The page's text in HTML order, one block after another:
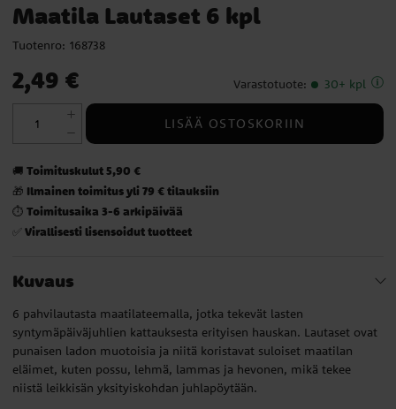
Maatila Lautaset 6 kpl
Tuotenro: 168738
Hinta :2,49 €
2,49 € Varastotuote: 30+ kpl
LISÄÄ OSTOSKORIIN
🚚 Toimituskulut 5,90 €
🎁 Ilmainen toimitus yli 79 € tilauksiin
⏱️ Toimitusaika 3-6 arkipäivää
✅ Virallisesti lisensoidut tuotteet
Kuvaus
6 pahvilautasta maatilateemalla, jotka tekevät lasten
syntymäpäiväjuhlien kattauksesta erityisen hauskan. Lautaset ovat
punaisen ladon muotoisia ja niitä koristavat suloiset maatilan
eläimet, kuten possu, lehmä, lammas ja hevonen, mikä tekee
niistä leikkisän yksityiskohdan juhlapöytään.